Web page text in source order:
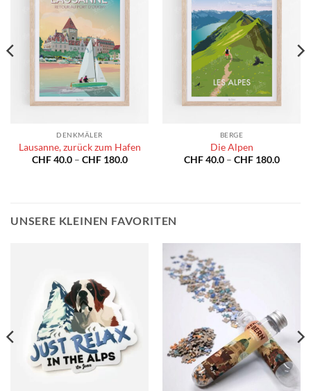
DENKMÄLER
Lausanne, zurück zum Hafen
CHF40.0 – CHF180.0Preisspanne:
BERGE
Die Alpen
CHF40.0 – CHF180.0
UNSERE KLEINEN FAVORITEN